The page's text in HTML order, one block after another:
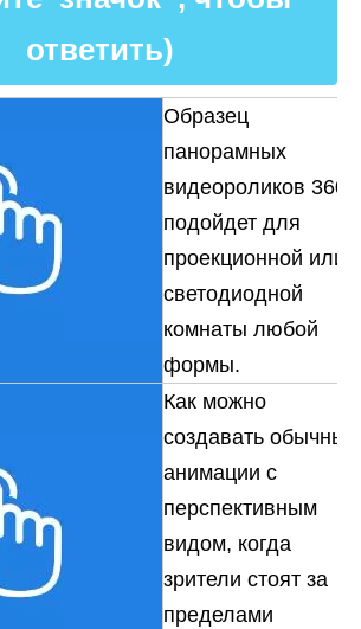
ответить)
Образец
панорамных
видеороликов 360°
подойдет для
проекционной или
светодиодной
комнаты любой
формы.
Как можно
создавать обычные
анимации с
перспективным
видом, когда
зрители стоят за
пределами